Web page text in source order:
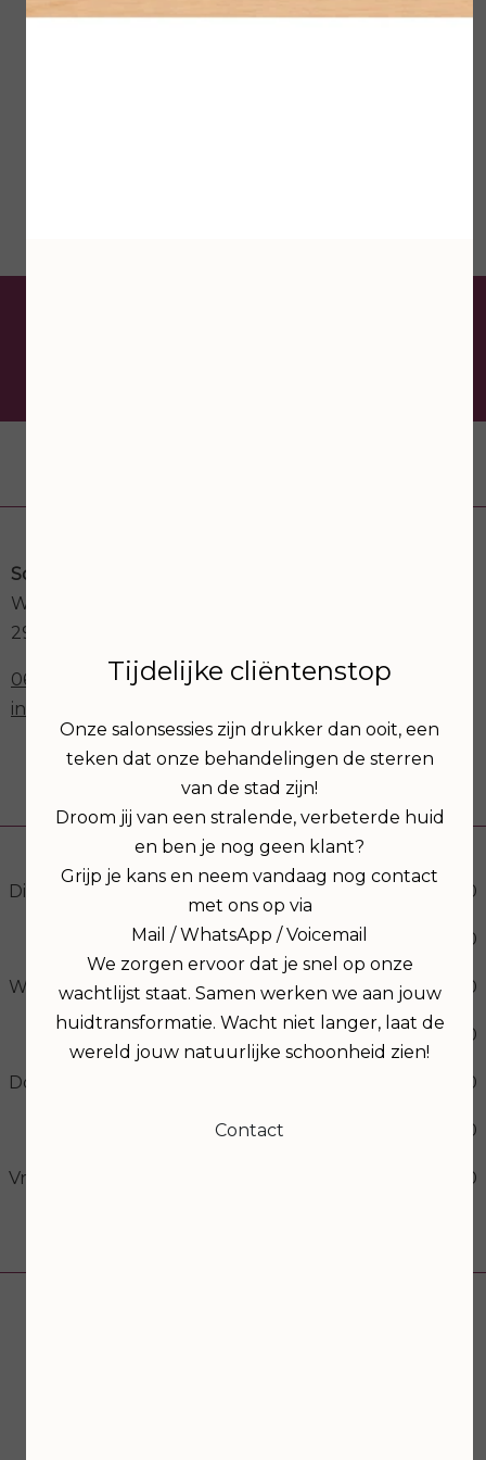
dagelijks gebruikt dient te worden.
Schoonheidssalon Astria
Weegbree 73a
2923GK Krimpen aan den IJssel
06-30273012
info@schoonheidssalonastria.nl
Openingstijden
Dinsdag 09:00 17:00
19:00 21:00
Woensdag 09:00 17:00
19:00 21:00
Donderdag 17:00
21:00
Vrijdag 17:00
Tijdelijke cliëntenstop
Onze salonsessies zijn drukker dan ooit, een
teken dat onze behandelingen de sterren
van de stad zijn!
Droom jij van een stralende, verbeterde huid
en ben je nog geen klant?
Grijp je kans en neem vandaag nog contact
met ons op via
Mail / WhatsApp / Voicemail
We zorgen ervoor dat je snel op onze
wachtlijst staat. Samen werken we aan jouw
huidtransformatie. Wacht niet langer, laat de
wereld jouw natuurlijke schoonheid zien!
Contact